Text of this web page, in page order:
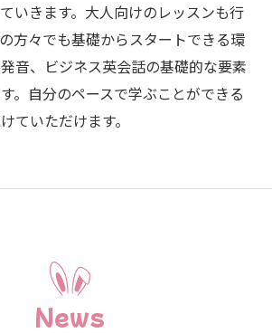
いきます。大人向けのレッスンも行
方々でも基礎からスタートできる環
音、ビジネス英会話の基礎的な要素
。自分のペースで学ぶことができる
ていただけます。
News